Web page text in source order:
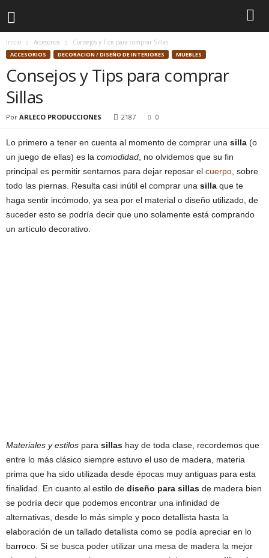
Inicio Accesorios Consejos y Tips para comprar Sillas
ACCESORIOS DECORACION / DISEÑO DE INTERIORES MUEBLES
Consejos y Tips para comprar
Sillas
Por ARLECO PRODUCCIONES 2187 0
Lo primero a tener en cuenta al momento de comprar una silla (o
un juego de ellas) es la comodidad , no olvidemos que su fin
principal es permitir sentarnos para dejar reposar el cuerpo , sobre
todo las piernas. Resulta casi inútil el comprar una silla que te
haga sentir incómodo, ya sea por el material o diseño utilizado, de
suceder esto se podría decir que uno solamente está comprando
un artículo decorativo.
Materiales y estilos para sillas hay de toda clase, recordemos que
entre lo más clásico siempre estuvo el uso de madera, materia
prima que ha sido utilizada desde épocas muy antiguas para esta
finalidad. En cuanto al estilo de diseño para sillas de madera bien
se podría decir que podemos encontrar una infinidad de
alternativas, desde lo más simple y poco detallista hasta la
elaboración de un tallado detallista como se podía apreciar en lo
barroco. Si se busca poder utilizar una mesa de madera la mejor